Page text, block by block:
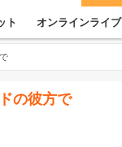
ト オンラインライブ
の彼方で